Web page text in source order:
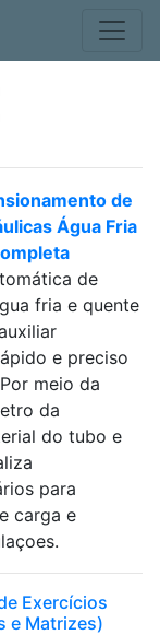
de
Água Fria
de
fria e quente
e preciso
meio da
da
do tubo e
para
carga e
Exercícios
e Matrizes)